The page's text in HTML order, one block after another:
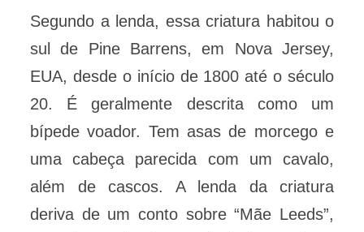
Segundo a lenda, essa criatura habitou o
sul de Pine Barrens, em Nova Jersey,
EUA, desde o início de 1800 até o século
20. É geralmente descrita como um
bípede voador. Tem asas de morcego e
uma cabeça parecida com um cavalo,
além de cascos. A lenda da criatura
deriva de um conto sobre “Mãe Leeds”,